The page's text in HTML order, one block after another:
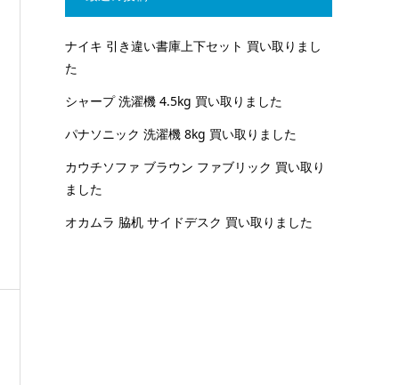
ナイキ 引き違い書庫上下セット 買い取りまし
た
シャープ 洗濯機 4.5kg 買い取りました
パナソニック 洗濯機 8kg 買い取りました
カウチソファ ブラウン ファブリック 買い取り
ました
オカムラ 脇机 サイドデスク 買い取りました